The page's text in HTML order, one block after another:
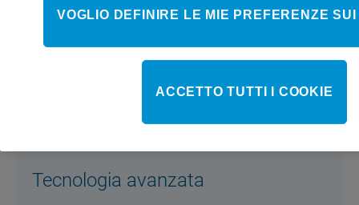
COMPRA ONLINE
Tecnologia avanzata
VOGLIO DEFINIRE LE MIE PREFERENZE
ACCETTO TUTTI I COOKIE